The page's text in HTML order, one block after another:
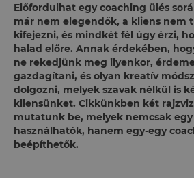
Előfordulhat egy coaching ülés
már nem elegendők, a kliens nem
kifejezni, és mindkét fél úgy érzi,
halad előre. Annak érdekében,
ne rekedjünk meg ilyenkor,
gazdagítani, és olyan kreatív
dolgozni, melyek szavak nélkül is
kliensünket. Cikkünkben két
mutatunk be, melyek nemcsak
használhatók, hanem egy-egy
beépíthetők.